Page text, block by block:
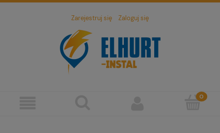
Zarejestruj się Zaloguj się